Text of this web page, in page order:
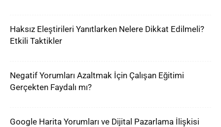
Haksız Eleştirileri Yanıtlarken Nelere Dikkat Edilmeli?
Etkili Taktikler
Negatif Yorumları Azaltmak İçin Çalışan Eğitimi
Gerçekten Faydalı mı?
Google Harita Yorumları ve Dijital Pazarlama İlişkisi